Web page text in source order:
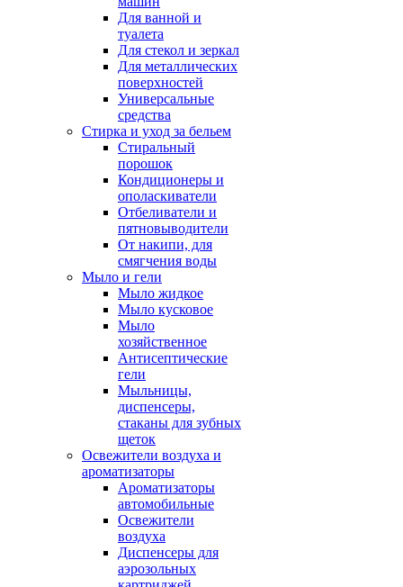
Для ванной и
туалета
Для стекол и зеркал
Для металлических
поверхностей
Универсальные
средства
Стирка и уход за бельем
Стиральный
порошок
Кондиционеры и
ополаскиватели
Отбеливатели и
пятновыводители
От накипи, для
смягчения воды
Мыло и гели
Мыло жидкое
Мыло кусковое
Мыло
хозяйственное
Антисептические
гели
Мыльницы,
диспенсеры,
стаканы для зубных
щеток
Освежители воздуха и
ароматизаторы
Ароматизаторы
автомобильные
Освежители
воздуха
Диспенсеры для
аэрозольных